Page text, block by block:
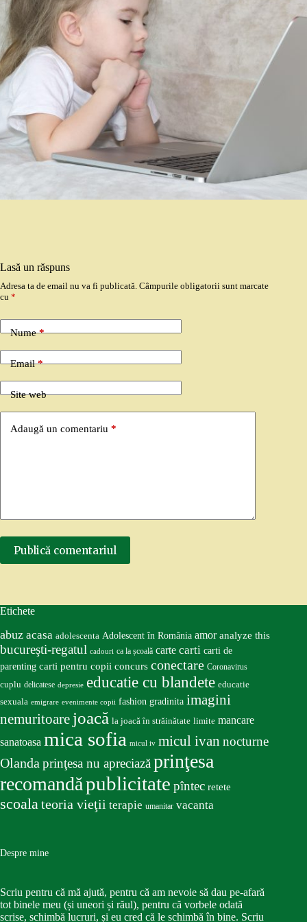
Lasă un răspuns
Adresa ta de email nu va fi publicată. Câmpurile obligatorii sunt marcate
cu *
Nume*
Email*
Site web
Adaugă un comentariu *
Publică comentariul
Etichete
abuz acasa adolescenta Adolescent în România amor analyze this
bucureşti-regatul cadouri ca la școală carte carti carti de
parenting carti pentru copii concurs conectare Coronavirus
cuplu delicatese depresie educatie cu blandete educatie
sexuala emigrare evenimente copii fashion gradinita imagini
nemuritoare joacă la joacă în străinătate limite mancare
sanatoasa mica sofia micul iv micul ivan nocturne
Olandaprinţesa nu apreciazăprinţesa
recomandăpublicitate pîntec retete
scoalateoria vieţii terapie umanitar vacanta
Despre mine
Scriu pentru că mă ajută, pentru că am nevoie să dau pe-afară
tot binele meu (și uneori și răul), pentru că vorbele odată
scrise, schimbă lucruri, și eu cred că le schimbă în bine. Scriu